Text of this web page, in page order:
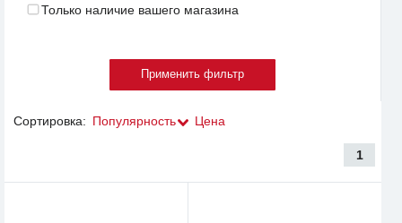
Только наличие вашего магазина
Сортировка: Популярность Цена
1